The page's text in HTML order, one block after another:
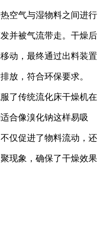
空气与湿物料之间进行
并被气流带走。干燥后
动，最终通过出料装置
放，符合环保要求。
了传统流化床干燥机在
合像溴化钠这样易吸
仅促进了物料流动，还
现象，确保了干燥效果